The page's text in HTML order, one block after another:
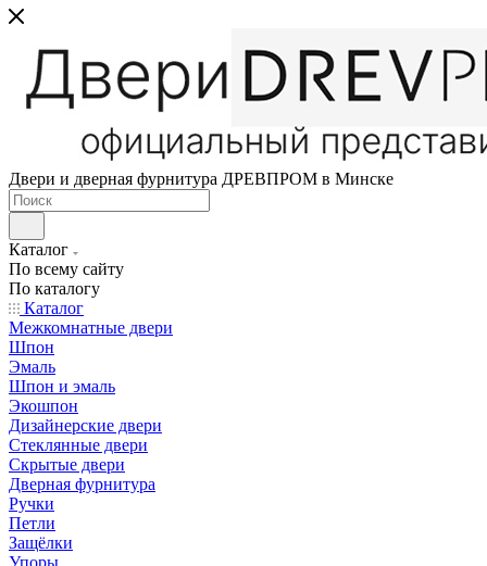
Двери и дверная фурнитура ДРЕВПРОМ в Минске
Каталог
По всему сайту
По каталогу
Каталог
Межкомнатные двери
Шпон
Эмаль
Шпон и эмаль
Экошпон
Дизайнерские двери
Стеклянные двери
Скрытые двери
Дверная фурнитура
Ручки
Петли
Защёлки
Упоры